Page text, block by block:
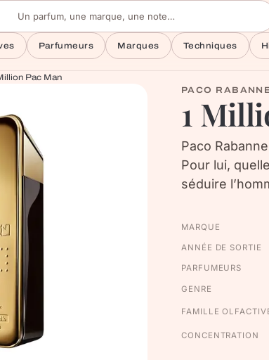
un parfum
Parfumeurs Marques Techniques
Pac Man
PACO
1
Paco
Pour lui,
séduire
MARQUE
ANNÉE DE SORTIE
PARFUMEURS
GENRE
FAMILLE
CONCENTRATION